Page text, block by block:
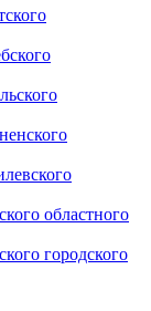
областного
городского